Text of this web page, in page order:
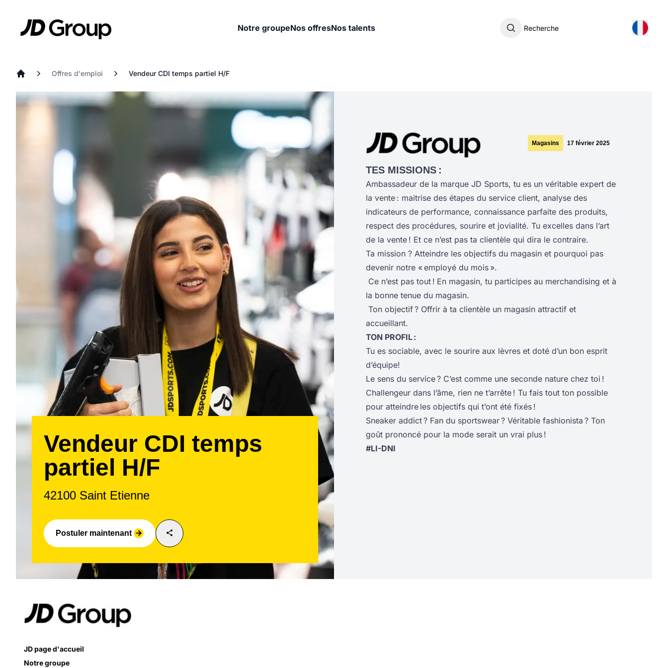
JD
Notre groupeNos offresNos talents Recherche
Offres d'emploi Vendeur CDI temps partiel H/F
Vendeur CDI temps
partiel H/F
42100 Saint Etienne
Postuler maintenant arrow_forward share
Magasins 17 février 2025
TES MISSIONS :
Ambassadeur de la marque JD Sports, tu es un véritable expert de
la vente : maitrise des étapes du service client, analyse des
indicateurs de performance, connaissance parfaite des produits,
respect des procédures, sourire et jovialité. Tu excelles dans l’art
de la vente ! Et ce n’est pas ta clientèle qui dira le contraire.
Ta mission ? Atteindre les objectifs du magasin et pourquoi pas
devenir notre « employé du mois ».
Ce n’est pas tout ! En magasin, tu participes au merchandising et à
la bonne tenue du magasin.
Ton objectif ? Offrir à ta clientèle un magasin attractif et
accueillant.
TON PROFIL :
Tu es sociable, avec le sourire aux lèvres et doté d’un bon esprit
d’équipe!
Le sens du service ? C’est comme une seconde nature chez toi !
Challengeur dans l’âme, rien ne t’arrête ! Tu fais tout ton possible
pour atteindre les objectifs qui t’ont été fixés !
Sneaker addict ? Fan du sportswear ? Véritable fashionista ? Ton
goût prononcé pour la mode serait un vrai plus !
#LI-DNI
JD page d'accueil
Notre groupe